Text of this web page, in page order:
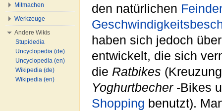
den natürlichen
haben sich jedoch
entwickelt, die sich
die Ratbikes
Yoghurtbecher-Bikes
Shopping benutzt).
Mitmachen
Werkzeuge
Andere Wikis
Stupidedia
Uncyclopedia (de)
Uncyclopedia (en)
Wikipedia (de)
Wikipedia (en)